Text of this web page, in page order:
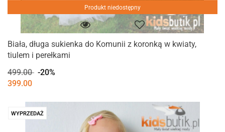
Produkt niedostępny
Biała, długa sukienka do Komunii z koronką w kwiaty,
tiulem i perełkami
499.00 -20%
399.00
WYPRZEDAŻ